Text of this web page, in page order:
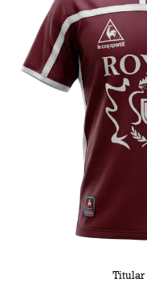
Titular